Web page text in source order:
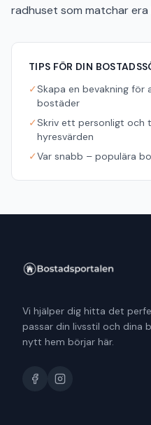
radhuset som matchar era
TIPS FÖR DIN
✓Skapa en bevakning
bostäder
✓Skriv ett personligt och
hyresvärden
✓Var snabb – populära
Vi hjälper dig hitta det
passar din livsstil och dina
nytt hem börjar här.